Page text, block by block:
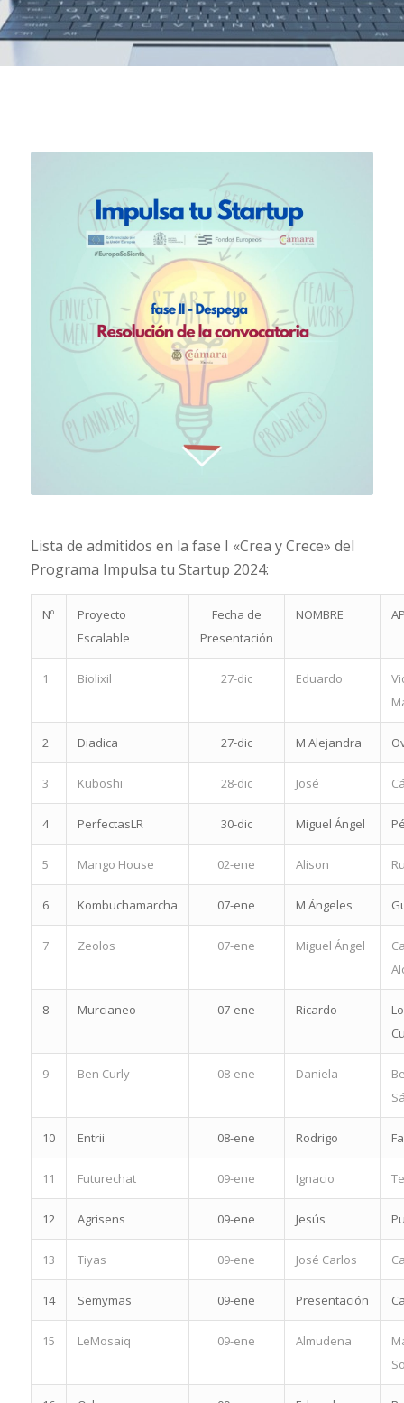
Lista de admitidos en la fase I «Crea y Crece» del
Programa Impulsa tu Startup 2024:
Nº
Proyecto
Escalable
Fecha de
Presentación
NOMBRE
1 Biolixil 27-dic Eduardo
2 Diadica 27-dic M Alejandra
3 Kuboshi 28-dic José
4 PerfectasLR 30-dic Miguel Ángel
5 Mango House 02-ene Alison
6 Kombuchamarcha 07-ene M Ángeles
7 Zeolos 07-ene Miguel Ángel
8 Murcianeo 07-ene Ricardo
9 Ben Curly 08-ene Daniela
10 Entrii 08-ene Rodrigo
11 Futurechat 09-ene Ignacio
12 Agrisens 09-ene Jesús
13 Tiyas 09-ene José Carlos
14 Semymas 09-ene Presentación
15 LeMosaiq 09-ene Almudena